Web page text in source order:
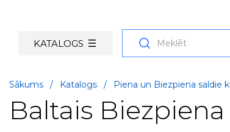
KATALOGS
Sākums / Katalogs / Piena un Biezpiena saldie
Baltais